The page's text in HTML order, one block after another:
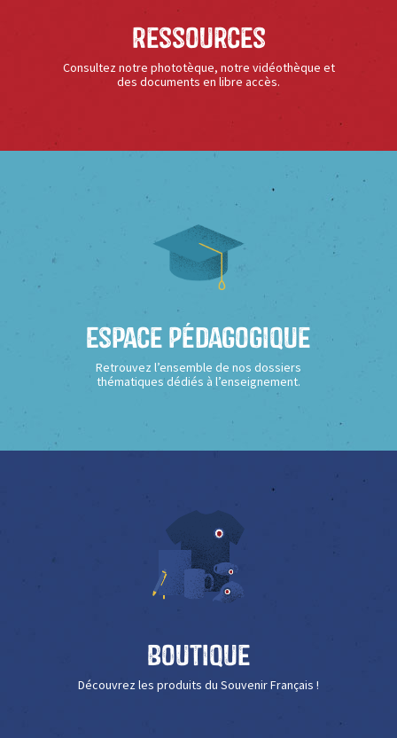
Ressources
Consultez notre phototèque, notre vidéothèque et
des documents en libre accès.
Espace Pédagogique
Retrouvez l’ensemble de nos dossiers
thématiques dédiés à l’enseignement.
Boutique
Découvrez les produits du Souvenir Français !